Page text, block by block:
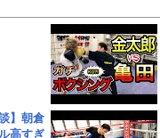
】朝倉
高すぎ